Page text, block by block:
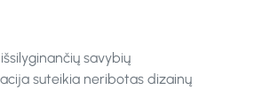
savybių
suteikia neribotas dizainų